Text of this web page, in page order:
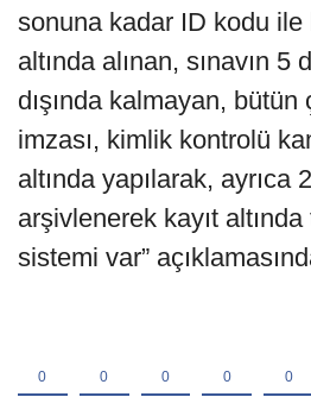
sonuna kadar ID kodu ile
altında alınan, sınavın 5
dışında kalmayan, bütün
imzası, kimlik kontrolü
altında yapılarak, ayrıca
arşivlenerek kayıt
sistemi var”